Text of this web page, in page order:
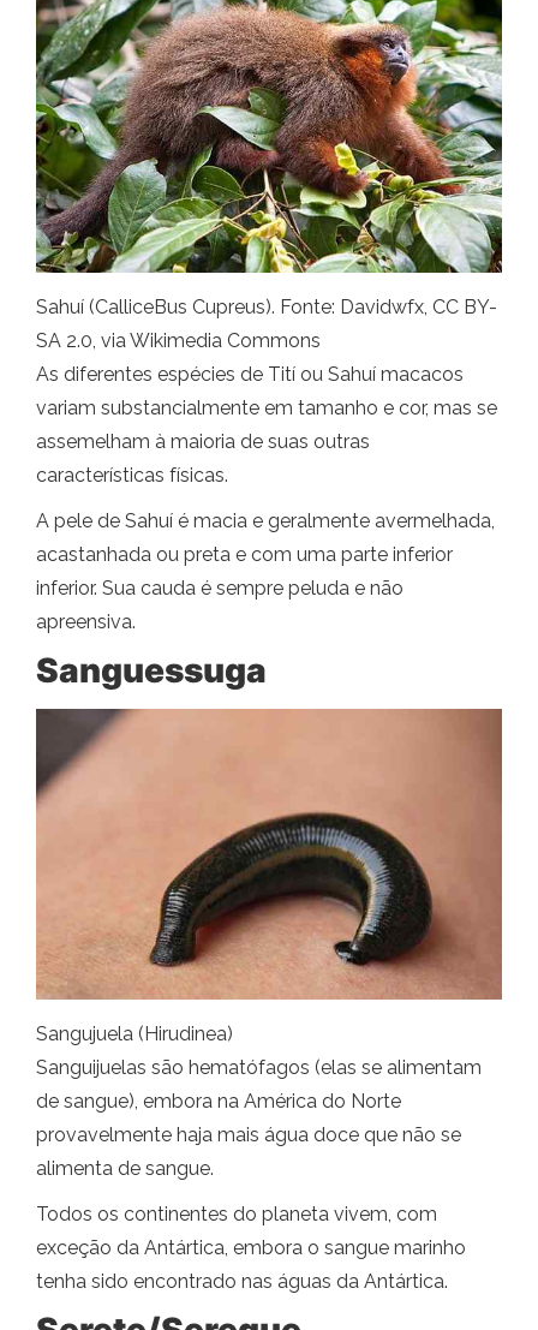
Sahuí (CalliceBus Cupreus). Fonte: Davidwfx, CC BY-
SA 2.0, via Wikimedia Commons
As diferentes espécies de Tití ou Sahuí macacos
variam substancialmente em tamanho e cor, mas se
assemelham à maioria de suas outras
características físicas.
A pele de Sahuí é macia e geralmente avermelhada,
acastanhada ou preta e com uma parte inferior
inferior. Sua cauda é sempre peluda e não
apreensiva.
Sanguessuga
Sangujuela (Hirudinea)
Sanguijuelas são hematófagos (elas se alimentam
de sangue), embora na América do Norte
provavelmente haja mais água doce que não se
alimenta de sangue.
Todos os continentes do planeta vivem, com
exceção da Antártica, embora o sangue marinho
tenha sido encontrado nas águas da Antártica.